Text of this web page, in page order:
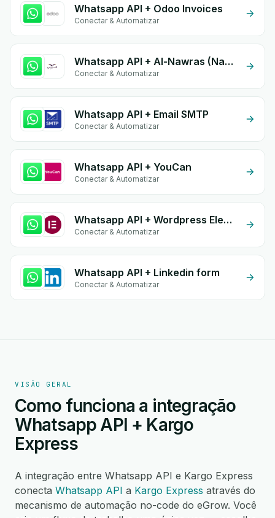
Whatsapp API + Odoo Invoices
Conectar & Automatizar
Whatsapp API + Al-Nawras (Nawris)
Conectar & Automatizar
Whatsapp API + Email SMTP
Conectar & Automatizar
Whatsapp API + YouCan
Conectar & Automatizar
Whatsapp API + Wordpress Elementor
Conectar & Automatizar
Whatsapp API + Linkedin form
Conectar & Automatizar
VISÃO GERAL
Como funciona a integração
Whatsapp API + Kargo
Express
A integração entre Whatsapp API e Kargo Express
conecta Whatsapp API a Kargo Express através do
mecanismo de automação no-code do eGrow. Você